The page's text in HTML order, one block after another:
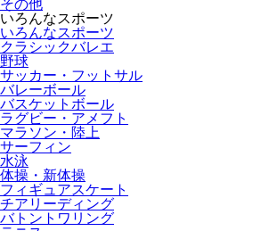
その他
いろんなスポーツ
いろんなスポーツ
クラシックバレエ
野球
サッカー・フットサル
バレーボール
バスケットボール
ラグビー・アメフト
マラソン・陸上
サーフィン
水泳
体操・新体操
フィギュアスケート
チアリーディング
バトントワリング